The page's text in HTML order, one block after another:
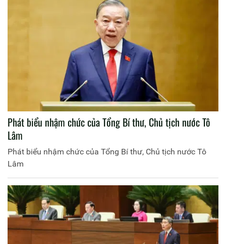
Phát biểu nhậm chức của Tổng Bí thư, Chủ tịch nước Tô
Lâm
Phát biểu nhậm chức của Tổng Bí thư, Chủ tịch nước Tô
Lâm